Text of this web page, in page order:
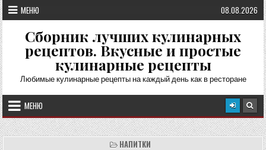
Перейти
к
содержимому
МЕНЮ 08.08.2026
Сборник лучших кулинарных
рецептов. Вкусные и простые
кулинарные рецепты
Любимые кулинарные рецепты на каждый день как в ресторане
МЕНЮ
НАПИТКИ